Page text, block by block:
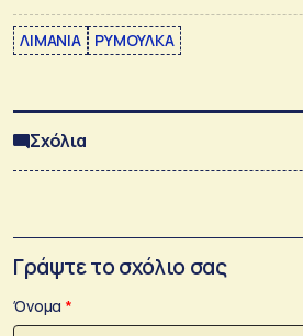
ΛΙΜΑΝΙΑ ΡΥΜΟΥΛΚΑ
Σχόλια
Γράψτε το σχόλιο σας
Όνομα